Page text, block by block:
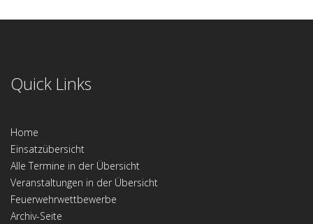
Quick Links
Home
Einsatzübersicht
Alle Termine in der Übersicht
Veranstaltungen in der Übersicht
Feuerwehrwettbewerbe
Archiv-Seite